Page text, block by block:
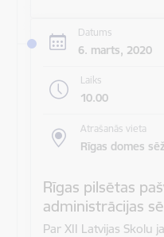
Datums
6. marts, 2020
Laiks
10.00
Atrašanās vieta
Rīgas domes
Rīgas pilsētas
administrācijas
Par XII Latvijas Skolu